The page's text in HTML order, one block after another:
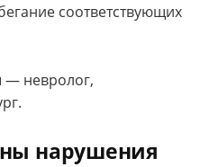
соответствующих
— невролог,
нарушения